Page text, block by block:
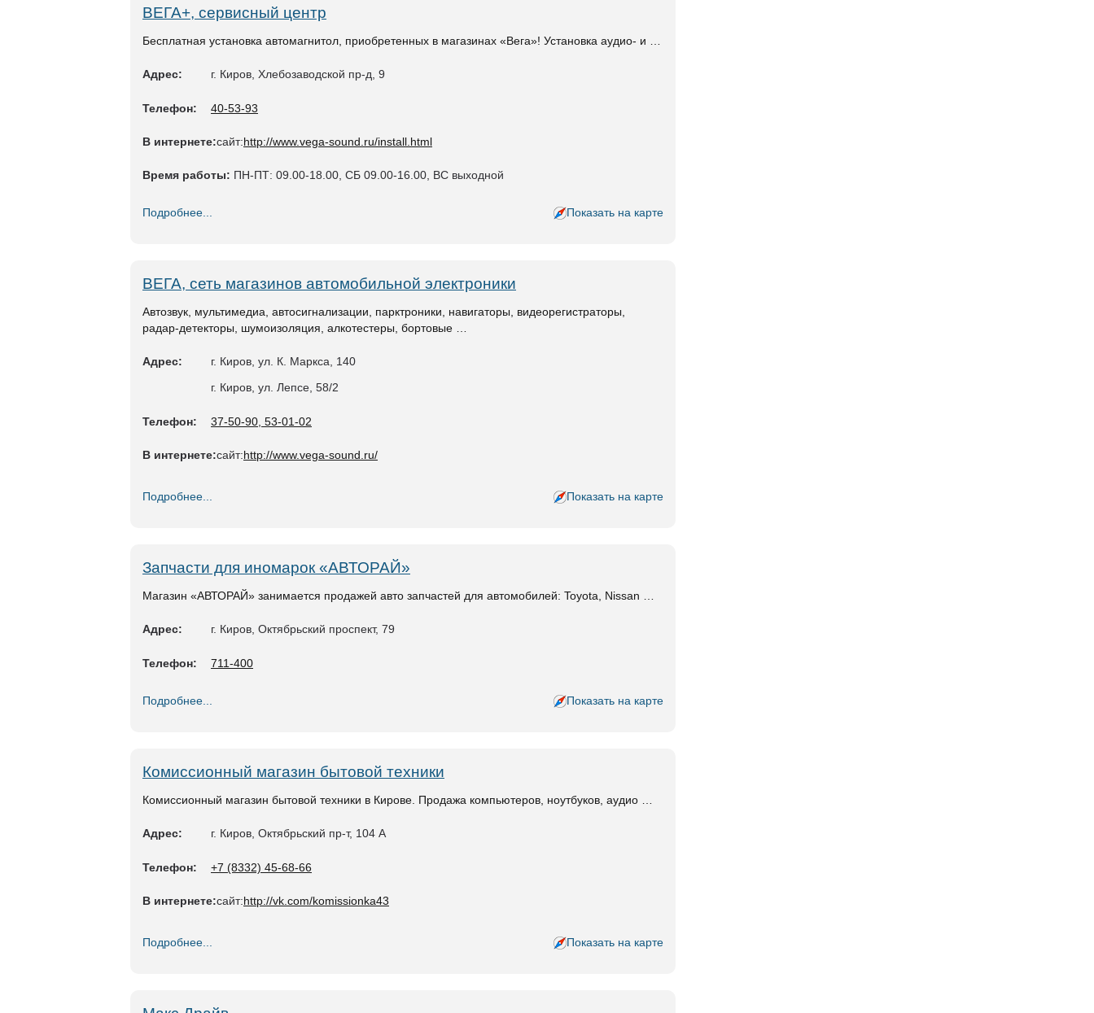
ВЕГА+, сервисный центр
Бесплатная установка автомагнитол, приобретенных в магазинах «Вега»! Установка аудио- и …
Адрес: г. Киров, Хлебозаводской пр-д, 9
Телефон: 40-53-93
В интернете:сайт:http://www.vega-sound.ru/install.html
Время работы: ПН-ПТ: 09.00-18.00, СБ 09.00-16.00, ВС выходной
Подробнее... Показать на карте
ВЕГА, сеть магазинов автомобильной электроники
Автозвук, мультимедиа, автосигнализации, парктроники, навигаторы, видеорегистраторы,
радар-детекторы, шумоизоляция, алкотестеры, бортовые …
Адрес:
г. Киров, ул. К. Маркса, 140
г. Киров, ул. Лепсе, 58/2
Телефон: 37-50-90, 53-01-02
В интернете:сайт:http://www.vega-sound.ru/
Подробнее... Показать на карте
Запчасти для иномарок «АВТОРАЙ»
Магазин «АВТОРАЙ» занимается продажей авто запчастей для автомобилей: Toyota, Nissan …
Адрес: г. Киров, Октябрьский проспект, 79
Телефон: 711-400
Подробнее... Показать на карте
Комиссионный магазин бытовой техники
Комиссионный магазин бытовой техники в Кирове. Продажа компьютеров, ноутбуков, аудио …
Адрес: г. Киров, Октябрьский пр-т, 104 А
Телефон: +7 (8332) 45-68-66
В интернете:сайт:http://vk.com/komissionka43
Подробнее... Показать на карте